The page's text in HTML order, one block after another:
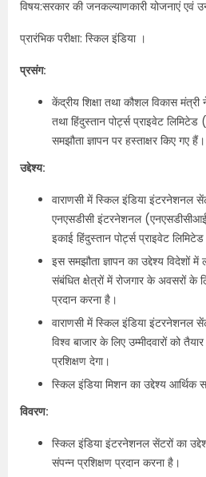
विषय:सरकार की जनकल्याणकारी योजनाएं एवं
प्रारंभिक परीक्षा: स्किल इंडिया ।
प्रसंग:
केंद्रीय शिक्षा तथा कौशल विकास
तथा हिंदुस्तान पोर्ट्स प्राइवेट
समझौता ज्ञापन पर हस्ताक्षर किए गए हैं।
उद्देश्य:
वाराणसी में स्किल इंडिया इंटरनेशनल
एनएसडीसी इंटरनेशनल
इकाई हिंदुस्तान पोर्ट्स प्राइवेट
इस समझौता ज्ञापन का उद्देश्य विदेशों
संबंधित क्षेत्रों में रोजगार के अवसरों के
प्रदान करना है।
वाराणसी में स्किल इंडिया इंटरनेशनल
विश्व बाजार के लिए उम्मीदवारों को
प्रशिक्षण देगा।
स्किल इंडिया मिशन का उद्देश्य आर्थिक
विवरण:
स्किल इंडिया इंटरनेशनल सेंटरों का
संपन्न प्रशिक्षण प्रदान करना है।